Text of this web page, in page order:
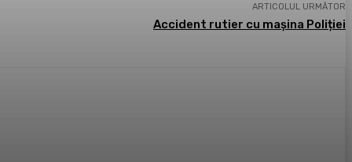
ARTICOLUL URMĂTOR
Accident rutier cu mașina Poliției